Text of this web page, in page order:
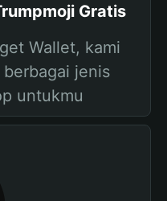
Gratis
Wallet, kami
jenis
untukmu